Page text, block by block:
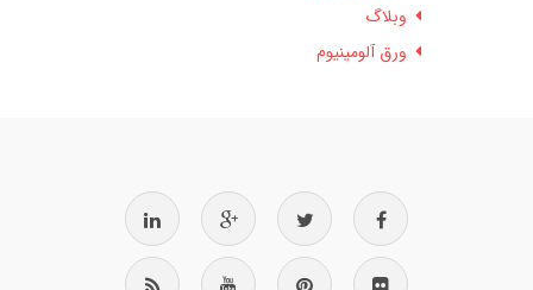
وبلاگ
ورق آلومینیوم